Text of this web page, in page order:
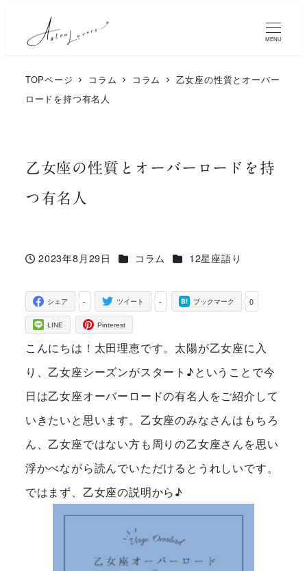
MENU
TOPページ コラム コラム
乙女座の性質とオーバー
ロードを持つ有名人
乙女座の性質とオーバーロードを持
つ有名人
投稿日
2023年8月29日 カテゴリー
コラム カテゴリー
12星座語り
-
シェア -
ツイート 0
ブックマーク
LINE Pinterest
こんにちは！太田理恵です。太陽が乙女座に入
り、乙女座シーズンがスタート♪ということで今
日は乙女座オーバーロードの有名人をご紹介して
いきたいと思います。乙女座のみなさんはもちろ
ん、乙女座ではない方も周りの乙女座さんを思い
浮かべながら読んでいただけるとうれしいです。
ではまず、乙女座の説明から♪